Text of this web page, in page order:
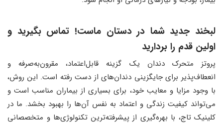
لبخند جدید شما در دستان ماست! تماس بگیرید و
اولین قدم را بردارید
پروتز متحرک دندان یک گزینه قابل‌اعتماد، مقرون‌به‌صرفه و
انعطاف‌پذیر برای جایگزینی دندان‌های از دست رفته است. این روش،
با وجود مزایا و معایب خود، برای بسیاری از بیماران مناسب است و
می‌تواند کیفیت زندگی و اعتماد به نفس آن‌ها را بهبود بخشد. ما در
کلینیک تاج، با بهره‌گیری از پیشرفته‌ترین تکنولوژی‌ها و متخصصانی